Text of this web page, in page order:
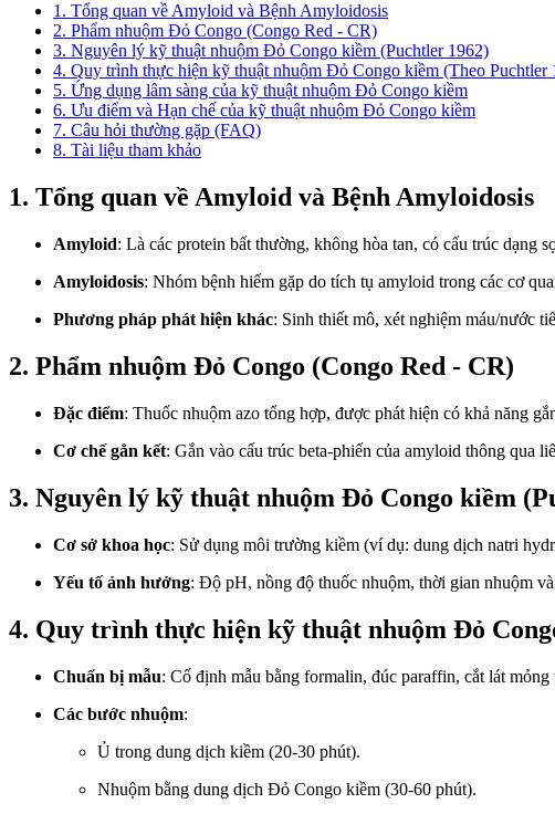
1. Tổng quan về Amyloid và Bệnh Amyloidosis
2. Phẩm nhuộm Đỏ Congo (Congo Red - CR)
3. Nguyên lý kỹ thuật nhuộm Đỏ Congo kiềm (Puchtler 1962)
4. Quy trình thực hiện kỹ thuật nhuộm Đỏ Congo kiềm (Theo Puchtler
5. Ứng dụng lâm sàng của kỹ thuật nhuộm Đỏ Congo kiềm
6. Ưu điểm và Hạn chế của kỹ thuật nhuộm Đỏ Congo kiềm
7. Câu hỏi thường gặp (FAQ)
8. Tài liệu tham khảo
1. Tổng quan về Amyloid và Bệnh Amyloidosis
Amyloid: Là các protein bất thường, không hòa tan, có cấu trúc dạng
Amyloidosis: Nhóm bệnh hiếm gặp do tích tụ amyloid trong các cơ
Phương pháp phát hiện khác: Sinh thiết mô, xét nghiệm máu/nước
2. Phẩm nhuộm Đỏ Congo (Congo Red - CR)
Đặc điểm: Thuốc nhuộm azo tổng hợp, được phát hiện có khả năng
Cơ chế gắn kết: Gắn vào cấu trúc beta-phiến của amyloid thông qua
3. Nguyên lý kỹ thuật nhuộm Đỏ Congo kiềm
Cơ sở khoa học: Sử dụng môi trường kiềm (ví dụ: dung dịch natri
Yếu tố ảnh hưởng: Độ pH, nồng độ thuốc nhuộm, thời gian nhuộm
4. Quy trình thực hiện kỹ thuật nhuộm Đỏ
Chuẩn bị mẫu: Cố định mẫu bằng formalin, đúc paraffin, cắt lát
Các bước nhuộm:
Ủ trong dung dịch kiềm (20-30 phút).
Nhuộm bằng dung dịch Đỏ Congo kiềm (30-60 phút).